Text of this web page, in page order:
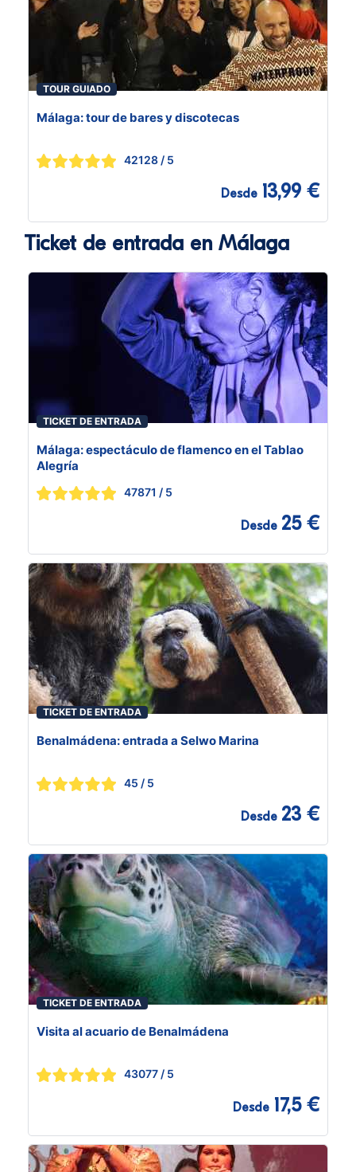
TOUR GUIADO
Málaga: tour de bares y discotecas
42128 / 5
Desde 13,99 €
Ticket de entrada en Málaga
TICKET DE ENTRADA
Málaga: espectáculo de flamenco en el Tablao
Alegría
47871 / 5
Desde 25 €
TICKET DE ENTRADA
Benalmádena: entrada a Selwo Marina
45 / 5
Desde 23 €
TICKET DE ENTRADA
Visita al acuario de Benalmádena
43077 / 5
Desde 17,5 €